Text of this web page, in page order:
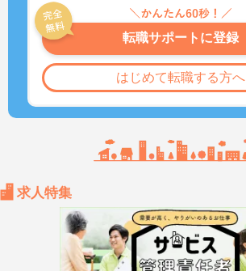
転職サポートに登録
はじめて転職する方へ
求人特集